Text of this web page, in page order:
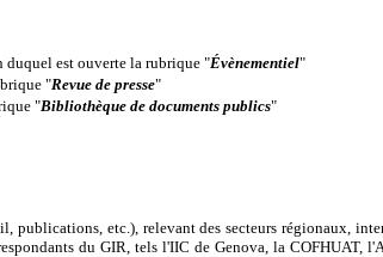
est ouverte la rubrique "Évènementiel"
"Revue de presse"
"Bibliothèque de documents publics"
publications, etc.), relevant des secteurs régionaux,
du GIR, tels l'IIC de Genova, la COFHUAT,